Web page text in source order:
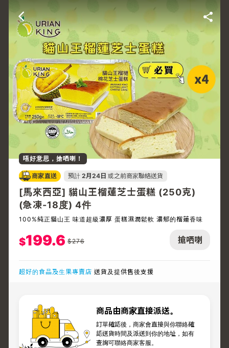
搶哂喇
唔好意思，搶哂喇！
商家直送 預計 2月24日 或之前商家聯絡送貨
[馬來西亞] 貓山王榴蓮芝士蛋糕 (250克)
(急凍-18度) 4件
100%純正貓山王 味道超級濃厚 蛋糕濕潤鬆軟 濃郁的榴蓮香味
$199.6 $276
超好的食品及生果專賣店 送貨及提供售後支援
商品由商家直接派送。
訂單確認後，商家會直接與你聯絡確
認送貨時間及派送到你的地址，如有
查詢可聯絡商家客服。